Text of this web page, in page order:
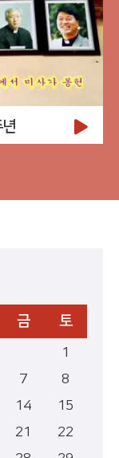
금 토
1
7
8
14
15
21
22